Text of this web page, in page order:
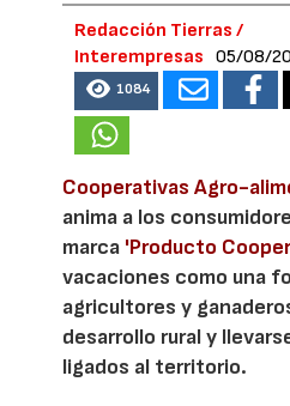
Redacción Tierras /
Interempresas
05/08/
1084
Cooperativas Agro-
anima a los
marca 'Producto
vacaciones como una
agricultores y
desarrollo rural y
ligados al territorio.